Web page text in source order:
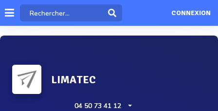
CONNEXION
LIMATEC
04 50 73 41 12